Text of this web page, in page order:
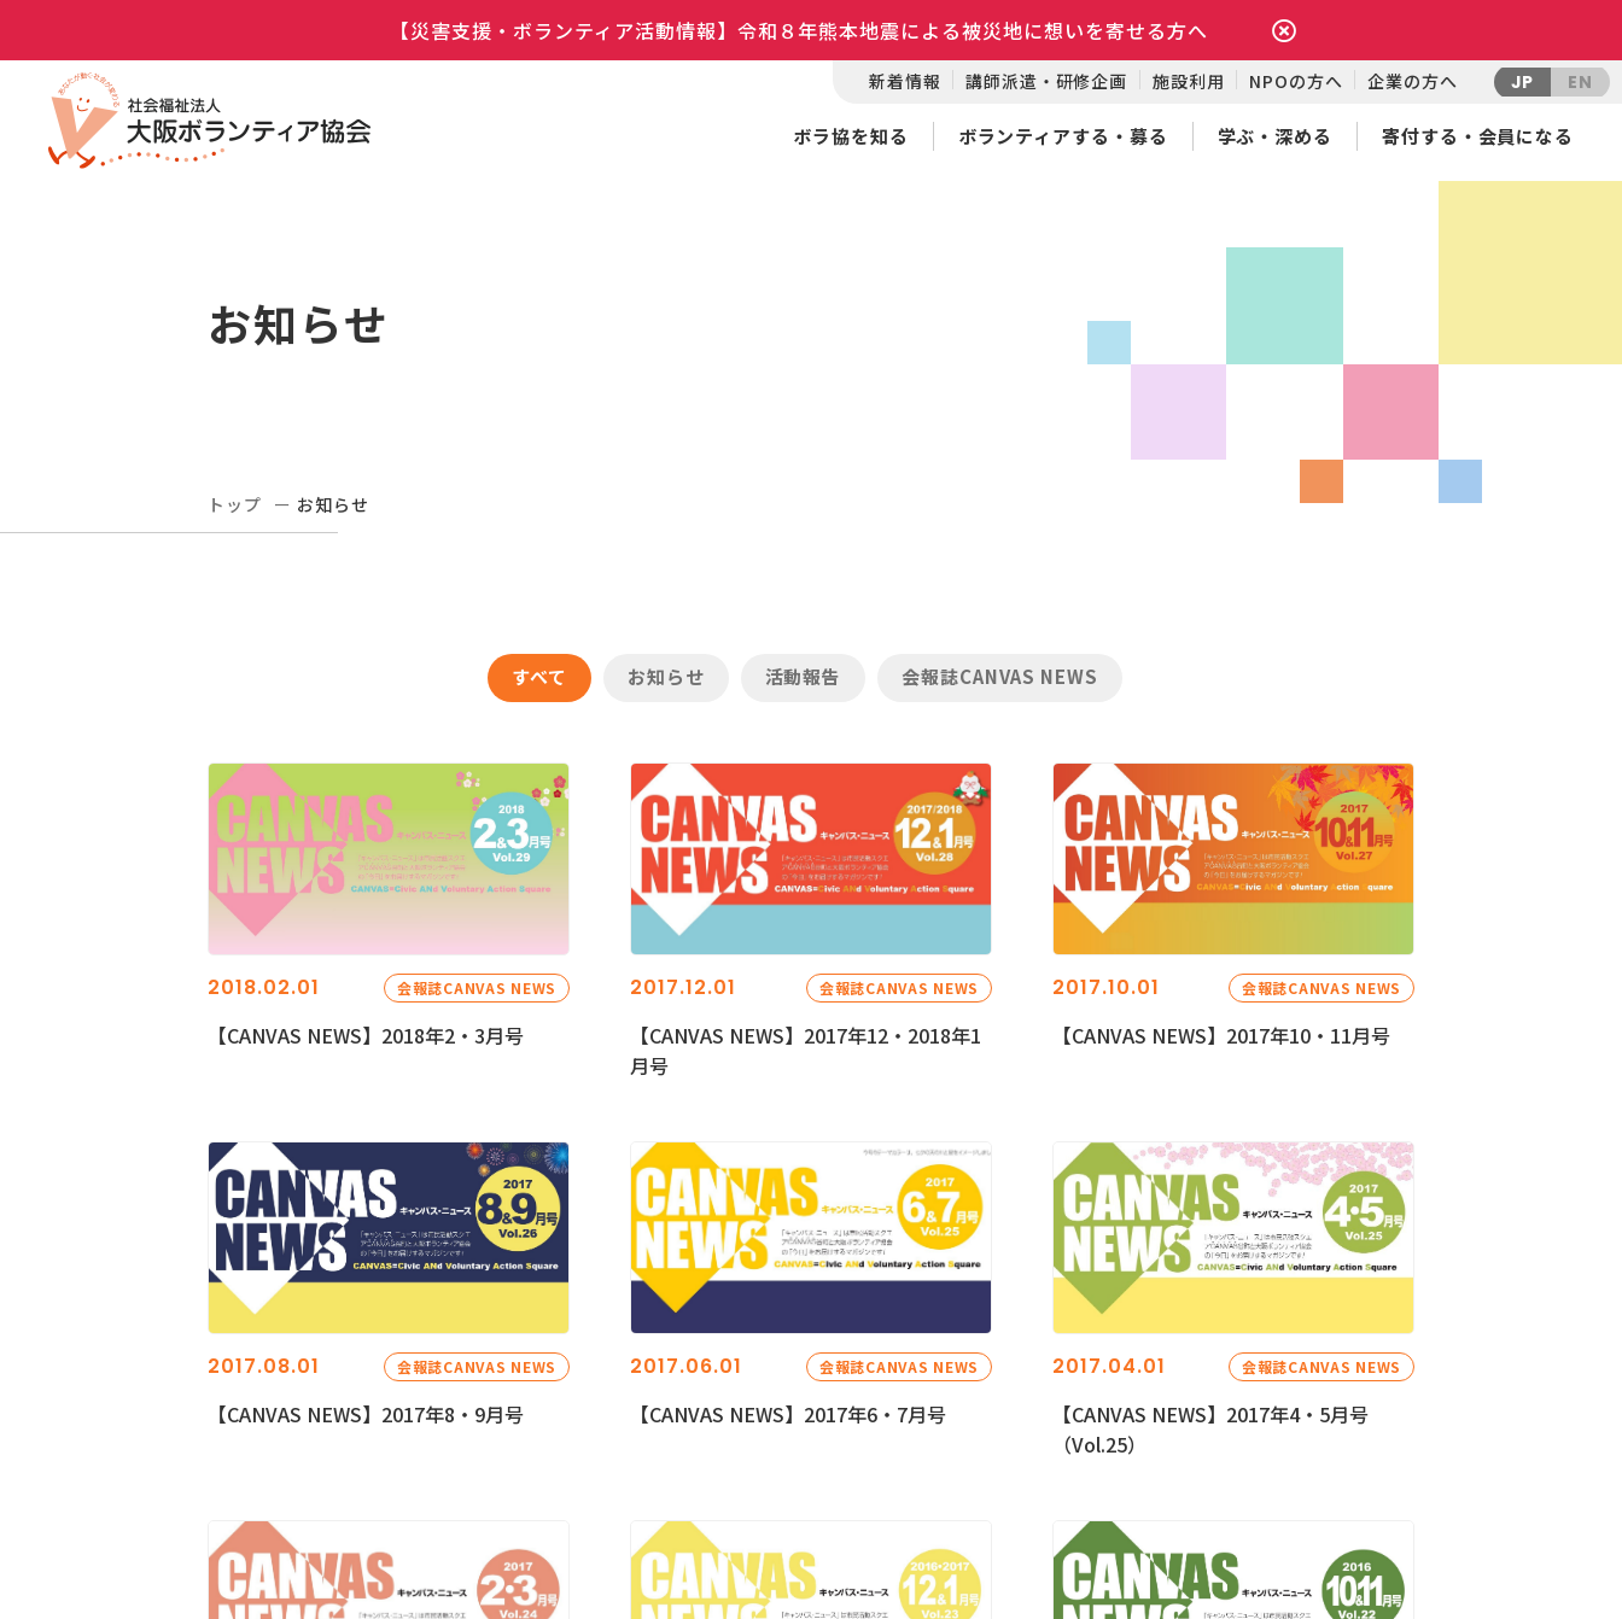
【災害支援・ボランティア活動情報】令和８年熊本地震による被災地に想いを寄せる方へ
新着情報 講師派遣・研修企画 施設利用 NPOの方へ 企業の方へ JP EN
ボラ協を知る ボランティアする・募る 学ぶ・深める 寄付する・会員になる
お知らせ
トップ お知らせ
すべて お知らせ 活動報告 会報誌CANVAS NEWS
2018.02.01 会報誌CANVAS NEWS
【CANVAS NEWS】2018年2・3月号
2017.12.01 会報誌CANVAS NEWS
【CANVAS NEWS】2017年12・2018年1
月号
2017.10.01 会報誌CANVAS NEWS
【CANVAS NEWS】2017年10・11月号
2017.08.01 会報誌CANVAS NEWS
【CANVAS NEWS】2017年8・9月号
2017.06.01 会報誌CANVAS NEWS
【CANVAS NEWS】2017年6・7月号
2017.04.01 会報誌CANVAS NEWS
【CANVAS NEWS】2017年4・5月号
（Vol.25）